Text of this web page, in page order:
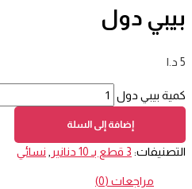
بيبي دول
5 د.ا
كمية بيبي دول
إضافة إلى السلة
التصنيفات: 3 قطع بـ 10 دنانير نسائي
مراجعات (0)